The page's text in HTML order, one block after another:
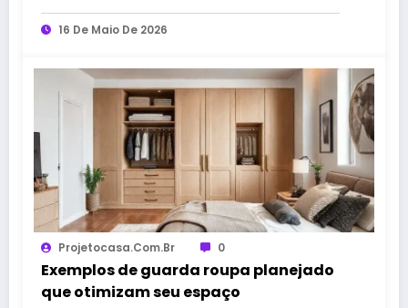
16 De Maio De 2026
Projetocasa.com.br 0
Exemplos de guarda roupa planejado
que otimizam seu espaço